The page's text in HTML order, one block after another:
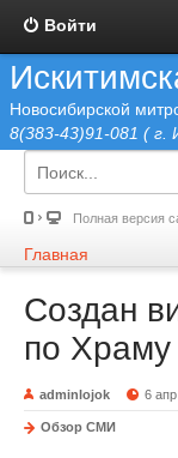
Войти
Новосибирской
8(383-43)91-081 ( г.
Полная версия
Главная
Создан
по Храму
adminlojok 6
Обзор СМИ